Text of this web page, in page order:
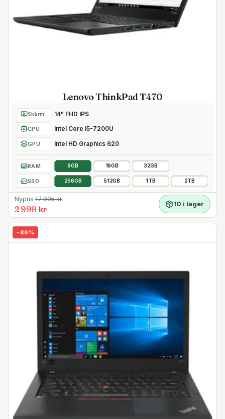
Lenovo ThinkPad T470
Skärm 14" FHD IPS
CPU Intel Core i5-7200U
GPU Intel HD Graphics 620
RAM 8GB 16GB 32GB
SSD 256GB 512GB 1TB 2TB
Nypris 17 995kr
2 999 kr
10 i lager
- 86 %